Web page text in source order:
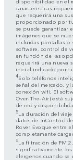
características
que requerirá una
proporcionado por
se puede garantizar
imágenes que se
incluidas pantallas o
software, control de
en función de las
requerirá una nueva
inicial indicado por
4Solo teléfonos
señal del mercado, y
conexión wifi. El
Over-The-Air) está
de red y
5La duración del
datos de InControl
Rover Evoque entre
completamente
6La filtración de PM
significativamente
alérgenos cuando se